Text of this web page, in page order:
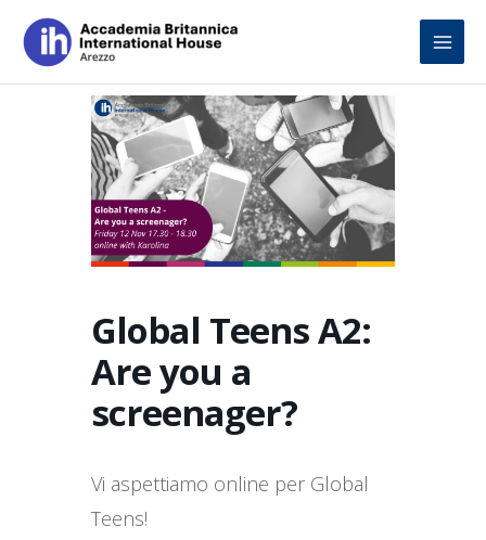
content
Global Teens A2:
Are you a
screenager?
Vi aspettiamo online per Global
Teens!